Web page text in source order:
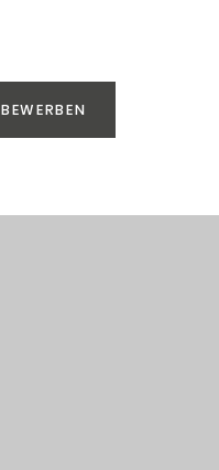
BEWERBEN